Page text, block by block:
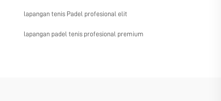
lapangan tenis Padel profesional elit
lapangan padel tenis profesional premium